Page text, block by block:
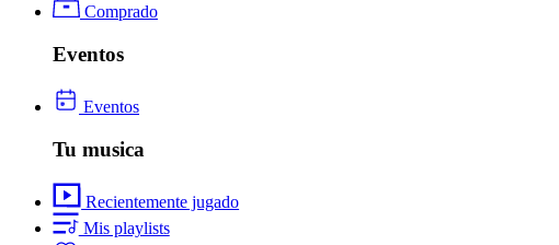
Comprado
Eventos
Eventos
Tu musica
Recientemente jugado
Mis playlists